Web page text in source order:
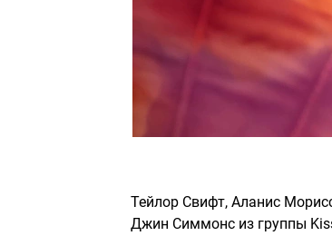
Тейлор Свифт, Аланис
Джин Симмонс из группы